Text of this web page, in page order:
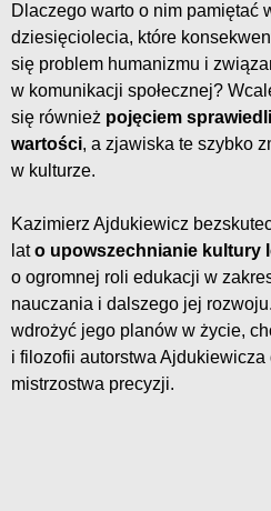
Dlaczego warto o nim pamiętać
dziesięciolecia, które
się problem humanizmu i
w komunikacji społecznej?
się również pojęciem
wartości, a zjawiska te szybko
w kulturze.
Kazimierz Ajdukiewicz
lato upowszechnianie kultury
o ogromnej roli edukacji w
nauczania i dalszego jej
wdrożyć jego planów w życie,
i filozofii autorstwa
mistrzostwa precyzji.